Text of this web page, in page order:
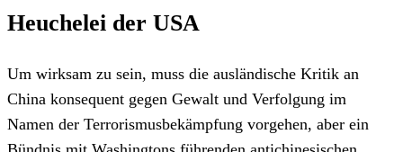
Heuchelei der USA
Um wirksam zu sein, muss die ausländische Kritik an
China konsequent gegen Gewalt und Verfolgung im
Namen der Terrorismusbekämpfung vorgehen, aber ein